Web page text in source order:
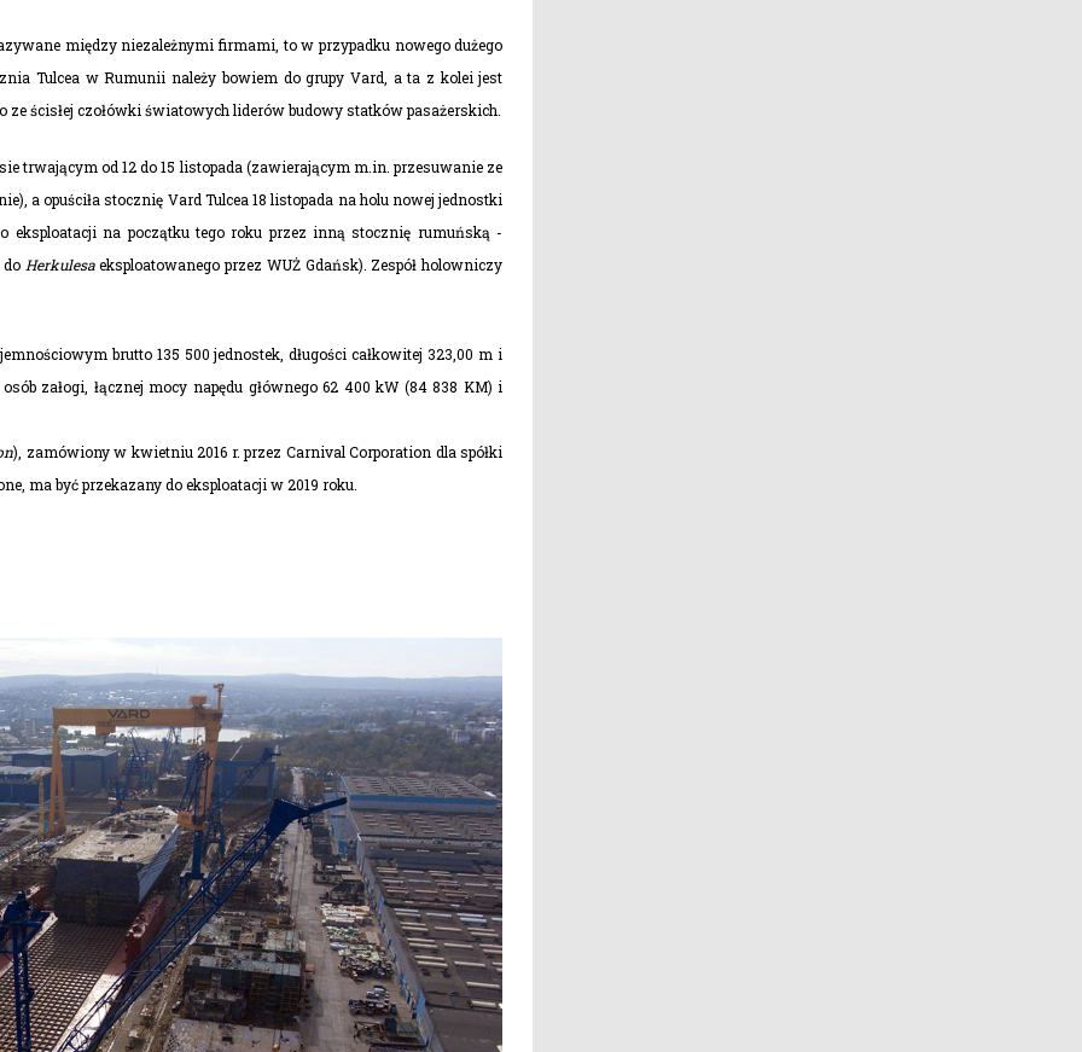
między niezależnymi firmami, to w przypadku nowego dużego
Tulcea w Rumunii należy bowiem do grupy Vard, a ta z kolei jest
ścisłej czołówki światowych liderów budowy statków pasażerskich.
trwającym od 12 do 15 listopada (zawierającym m.in. przesuwanie ze
a opuściła stocznię Vard Tulcea 18 listopada na holu nowej jednostki
na początku tego roku przez inną stocznię rumuńską -
Herkulesaeksploatowanego przez WUŻ Gdańsk). Zespół holowniczy
brutto 135 500 jednostek, długości całkowitej 323,00 m i
załogi, łącznej mocy napędu głównego 62 400 kW (84 838 KM) i
), zamówiony w kwietniu 2016 r. przez Carnival Corporation dla spółki
ma być przekazany do eksploatacji w 2019 roku.